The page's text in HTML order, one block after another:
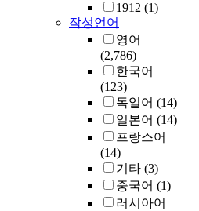
1912 (1)
작성언어
영어
(2,786)
한국어
(123)
독일어 (14)
일본어 (14)
프랑스어
(14)
기타 (3)
중국어 (1)
러시아어